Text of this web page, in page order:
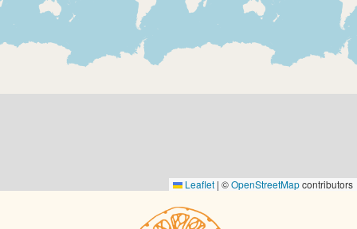
Leaflet | ©OpenStreetMapcontributors